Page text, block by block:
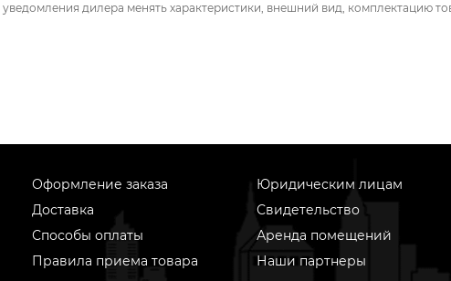
дилера менять характеристики, внешний вид, комплектацию
Оформление заказа
Доставка
Способы оплаты
Правила приема товара
Юридическим лицам
Свидетельство
Аренда помещений
Наши партнеры